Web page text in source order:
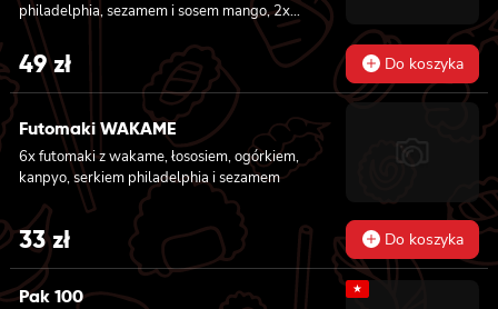
philadelphia, sezamem i sosem mango, 2x
nigiri z awokado i sosem mango
49zł Do koszyka
Futomaki WAKAME
6x futomaki z wakame, łososiem, ogórkiem,
kanpyo, serkiem philadelphia i sezamem
33zł Do koszyka
Pak 100 ★